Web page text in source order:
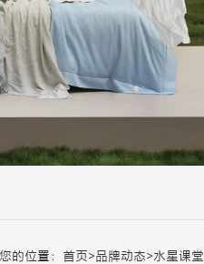
您的位置： 首页 >品牌动态>水星课堂